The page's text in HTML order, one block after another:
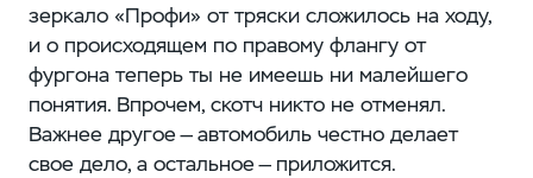
зеркало «Профи» от тряски сложилось на ходу,
и о происходящем по правому флангу от
фургона теперь ты не имеешь ни малейшего
понятия. Впрочем, скотч никто не отменял.
Важнее другое — автомобиль честно делает
свое дело, а остальное — приложится.